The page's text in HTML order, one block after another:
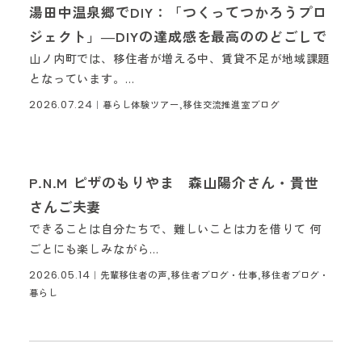
湯田中温泉郷でDIY：「つくってつかろうプロ
ジェクト」―DIYの達成感を最高ののどごしで
山ノ内町では、移住者が増える中、賃貸不足が地域課題
となっています。...
2026.07.24 ｜ 暮らし体験ツアー,移住交流推進室ブログ
P.N.M ピザのもりやま 森山陽介さん・貴世
さんご夫妻
できることは自分たちで、難しいことは力を借りて 何
ごとにも楽しみながら...
2026.05.14 ｜ 先輩移住者の声,移住者ブログ・仕事,移住者ブログ・
暮らし